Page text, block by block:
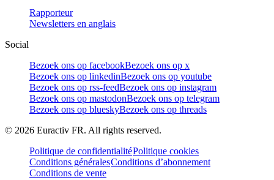
Rapporteur
Newsletters en anglais
Social
Bezoek ons op facebookBezoek ons op x
Bezoek ons op linkedinBezoek ons op youtube
Bezoek ons op rss-feedBezoek ons op instagram
Bezoek ons op mastodonBezoek ons op telegram
Bezoek ons op blueskyBezoek ons op threads
© 2026 Euractiv FR. All rights reserved.
Politique de confidentialitéPolitique cookies
Conditions généralesConditions d’abonnement
Conditions de vente